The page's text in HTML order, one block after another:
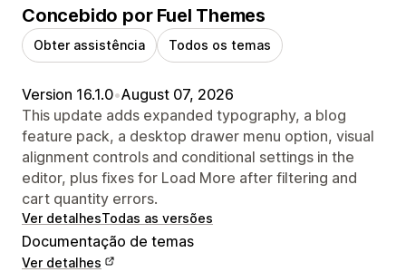
Concebido por Fuel Themes
Obter assistência Todos os temas
Version 16.1.0•August 07, 2026
This update adds expanded typography, a blog
feature pack, a desktop drawer menu option, visual
alignment controls and conditional settings in the
editor, plus fixes for Load More after filtering and
cart quantity errors.
Ver detalhesTodas as versões
Documentação de temas
Ver detalhes